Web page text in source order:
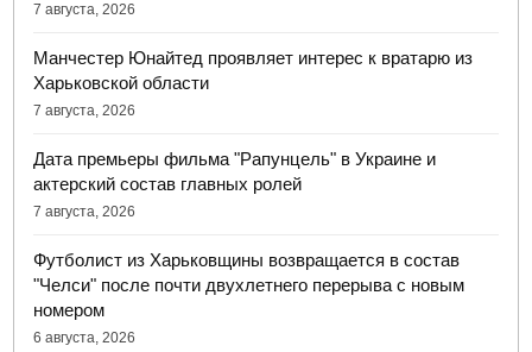
7 августа, 2026
Манчестер Юнайтед проявляет интерес к вратарю из
Харьковской области
7 августа, 2026
Дата премьеры фильма "Рапунцель" в Украине и
актерский состав главных ролей
7 августа, 2026
Футболист из Харьковщины возвращается в состав
"Челси" после почти двухлетнего перерыва с новым
номером
6 августа, 2026